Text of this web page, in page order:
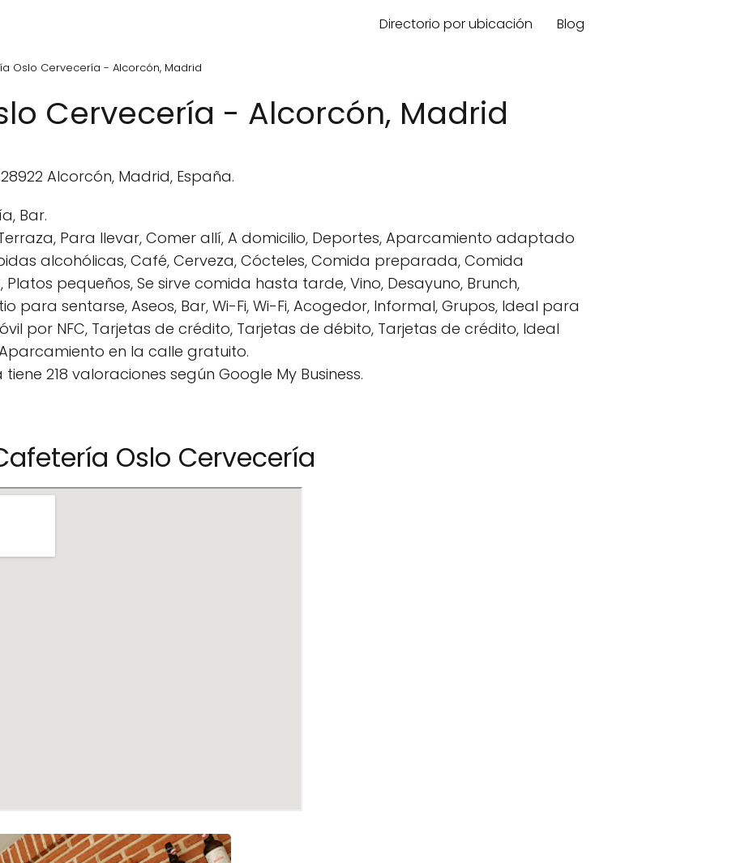
Directorio por ubicación Blog
Oslo Cervecería - Alcorcón, Madrid
Cervecería - Alcorcón, Madrid
Alcorcón, Madrid, España.
Bar.
Para llevar, Comer allí, A domicilio, Deportes, Aparcamiento adaptado
alcohólicas, Café, Cerveza, Cócteles, Comida preparada, Comida
pequeños, Se sirve comida hasta tarde, Vino, Desayuno, Brunch,
para sentarse, Aseos, Bar, Wi-Fi, Wi-Fi, Acogedor, Informal, Grupos, Ideal para
por NFC, Tarjetas de crédito, Tarjetas de débito, Tarjetas de crédito, Ideal
en la calle gratuito.
218 valoraciones según Google My Business.
Oslo Cervecería